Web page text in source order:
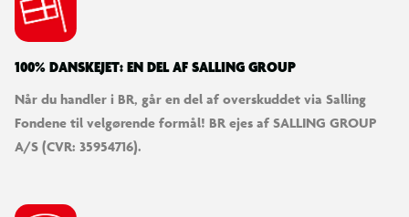
100% DANSKEJET: EN DEL AF SALLING GROUP
Når du handler i BR, går en del af overskuddet via Salling
Fondene til velgørende formål! BR ejes af SALLING GROUP
A/S (CVR: 35954716).